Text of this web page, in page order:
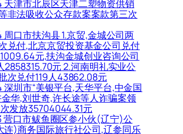
天津市北辰区天津二塑物资供销
非法吸收公众存款案案款第三次
周口市扶沟县 1.京贸,金城公司两
兑付,北京京贸投资基金公司兑付
元,扶沟金城创业咨询公司
2858315.70元 2.河南明礼实业公
次兑付119人43862.08元
深圳市“美银平台,天华平台,中金国
华,刘世奇,许长途等人诈骗案领
发放35704044.31元
营口市鲅鱼圈区参小伙(辽宁)公
连)商务国际旅行社公司,辽参同乐